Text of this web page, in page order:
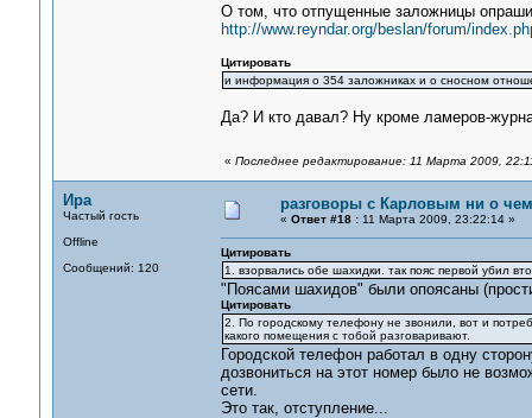
О том, что отпущенные заложницы
http://www.reyndar.org/beslan/forum/
Цитировать
и информация о 354 заложниках и о сносном
Да? И кто давал? Ну кроме ламеров-
« Последнее редактирование: 11 Марта 2009,
Ира
Частый гость
Offline
Сообщений: 120
разговоры с Карловым ни о
« Ответ #18 :11 Марта 2009, 23:22:14 »
Цитировать
1. взорвались обе шахидки. так пояс первой убил
"Поясами шахидов" были опоясаны
Цитировать
2. По городскому телефону не звонили, вот и
какого помещения с тобой разговаривают.
Городской телефон работал в одну
дозвониться на этот номер было не
сети.
Это так, отступление...